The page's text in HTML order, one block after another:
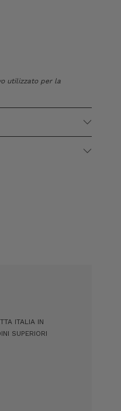
utilizzato per la
ITALIA IN
SUPERIORI